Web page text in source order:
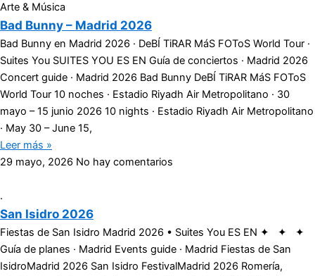
Arte & Música
Bad Bunny – Madrid 2026
Bad Bunny en Madrid 2026 · DeBÍ TiRAR MáS FOToS World Tour ·
Suites You SUITES YOU ES EN Guía de conciertos · Madrid 2026
Concert guide · Madrid 2026 Bad Bunny DeBÍ TiRAR MáS FOToS
World Tour 10 noches · Estadio Riyadh Air Metropolitano · 30
mayo – 15 junio 2026 10 nights · Estadio Riyadh Air Metropolitano
· May 30 – June 15,
Leer más »
29 mayo, 2026 No hay comentarios
.
San Isidro 2026
Fiestas de San Isidro Madrid 2026 • Suites You ES EN ✦ ✦ ✦
Guía de planes · Madrid Events guide · Madrid Fiestas de San
IsidroMadrid 2026 San Isidro FestivalMadrid 2026 Romería,